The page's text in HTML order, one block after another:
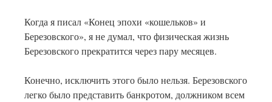
Когда я писал «Конец эпохи «кошельков» и
Березовского», я не думал, что физическая жизнь
Березовского прекратится через пару месяцев.
Конечно, исключить этого было нельзя. Березовского
легко было представить банкротом, должником всем